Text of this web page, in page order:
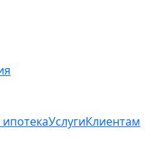
УслугиКлиентам